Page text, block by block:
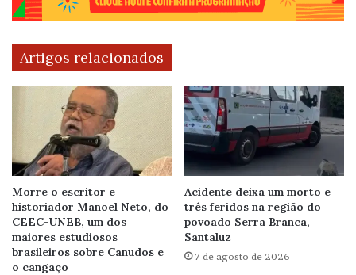
Artigos relacionados
Morre o escritor e
historiador Manoel Neto, do
CEEC-UNEB, um dos
maiores estudiosos
brasileiros sobre Canudos e
o cangaço
Acidente deixa um morto e
três feridos na região do
povoado Serra Branca,
Santaluz
7 de agosto de 2026